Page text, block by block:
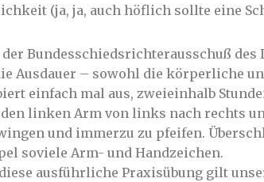
(ja, ja, auch höflich sollte eine
der Bundesschiedsrichterausschuß
Ausdauer – sowohl die körperliche
einfach mal aus, zweieinhalb
linken Arm von links nach rechts
und immerzu zu pfeifen.
soviele Arm- und Handzeichen.
ausführliche Praxisübung gilt